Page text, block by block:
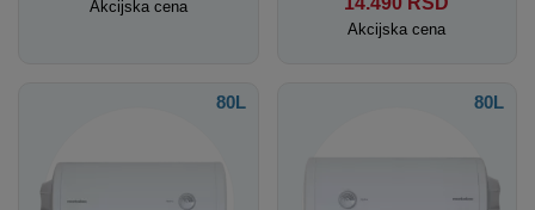
Akcijska cena
Akcijska cena
80L 80L